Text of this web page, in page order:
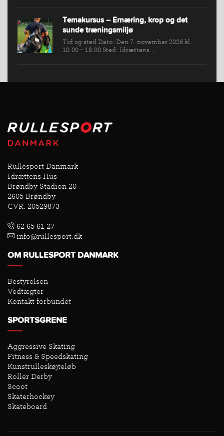
Temakursus – Ernæring, krop og det
sunde træningsmiljø
Tid og sted Dato: Den 7. november 2026 kl.
10.00 - 18.00 Sted: Idrættens...
Rullesport Danmark
Idrættens Hus
Brøndby Stadion 20
2605 Brøndby
CVR: 20529873
62 65 61 27
info@rullesport.dk
OM RULLESPORT DANMARK
Bestyrelsen
Vedtægter
Kontakt forbundet
SPORTSGRENE
Aggressive Skating
Fitness & Speedskating
Kunstrulleskøjteløb
Roller Derby
Scoot
Skaterhockey
Skateboard